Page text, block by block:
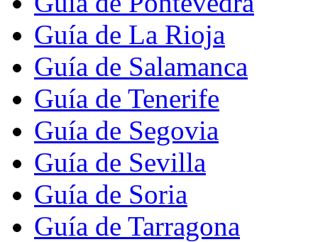
Guía de La Rioja
Guía de Salamanca
Guía de Tenerife
Guía de Segovia
Guía de Sevilla
Guía de Soria
Guía de Tarragona